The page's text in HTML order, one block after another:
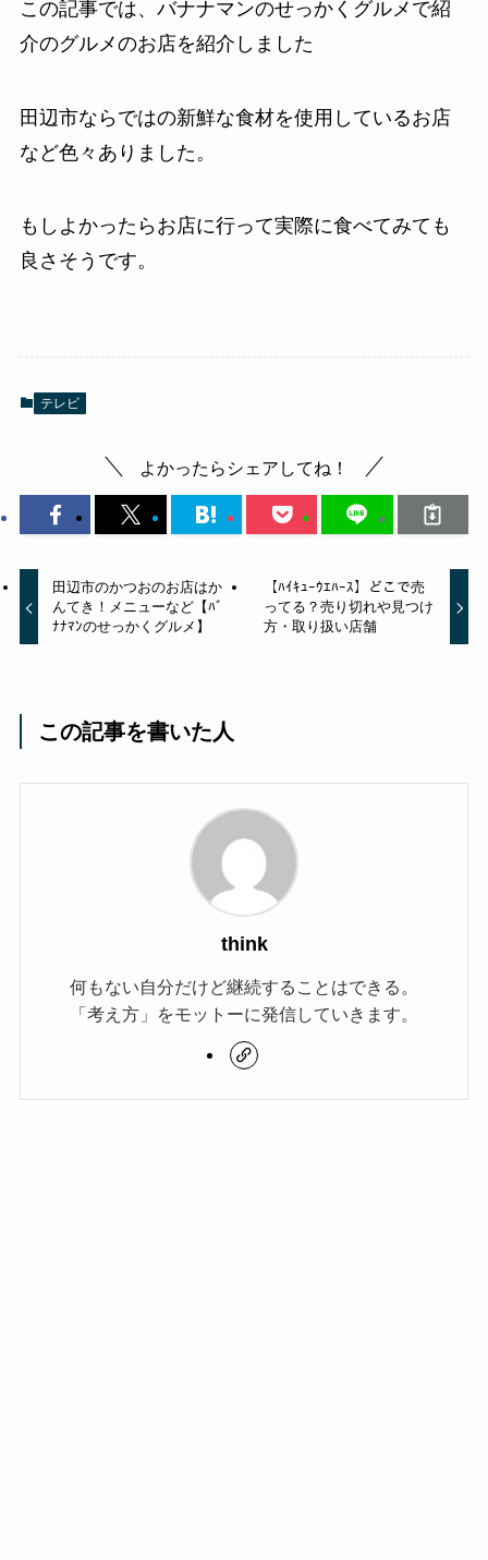
この記事では、バナナマンのせっかくグルメで紹
介のグルメのお店を紹介しました
田辺市ならではの新鮮な食材を使用しているお店
など色々ありました。
もしよかったらお店に行って実際に食べてみても
良さそうです。
テレビ
よかったらシェアしてね！
田辺市のかつおのお店はか
んてき！メニューなど【ﾊﾞ
ﾅﾅﾏﾝのせっかくグルメ】
【ﾊｲｷｭｰｳｴﾊｰｽ】どこで売
ってる？売り切れや見つけ
方・取り扱い店舗
この記事を書いた人
think
何もない自分だけど継続することはできる。
「考え方」をモットーに発信していきます。